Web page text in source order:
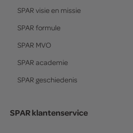
SPAR visie en missie
SPAR formule
SPAR MVO
SPAR academie
SPAR geschiedenis
SPAR klantenservice